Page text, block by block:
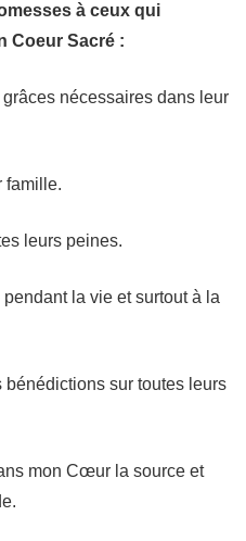
à ceux qui
Coeur Sacré :
nécessaires dans leur
famille.
leurs peines.
la vie et surtout à la
bénédictions sur toutes leurs
mon Cœur la source et